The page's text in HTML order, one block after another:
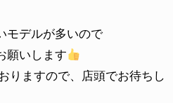
モデルが多いので
願いします
りますので、店頭でお待ちし